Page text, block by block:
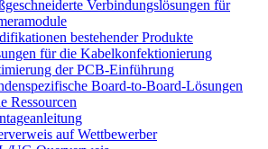
Verbindungslösungen für
bestehender Produkte
für die Kabelkonfektionierung
der PCB-Einführung
Board-to-Board-Lösungen
Ressourcen
auf Wettbewerber